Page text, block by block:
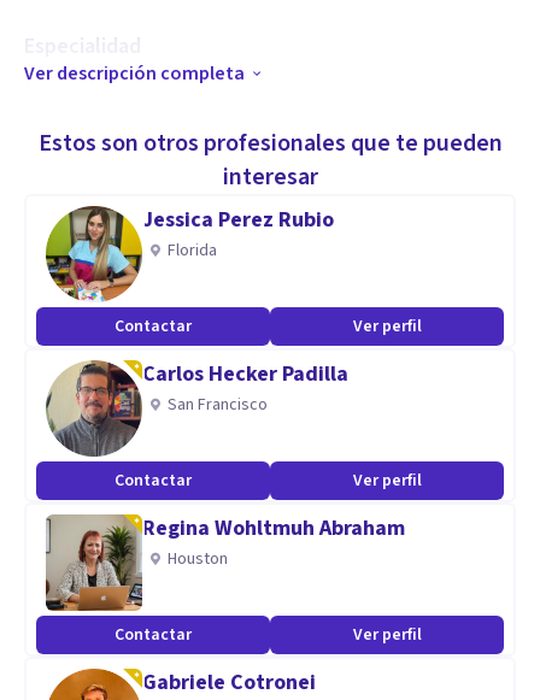
Especialidad
Mis servicios:
Emocional, el autoconocimiento y el crecimiento personal.
creencias limitantes.
-Programa PNL4Kids: Dirigido a niños de 6 a 12 años,
enfocándonos en temas clave como: Autoestima,
Creatividad, valores, liderazgo, emociones, proyecto de
vida, de manera grupal e individual.
-Talleres Grupales de Emociones: Dirigidos a grupos de
mujeres y grupos de hombres
-Actividades dirigidas a grupos/equipos de trabajo:
Liderazgo, trabajo en equipo, negociación, corporalidad,
emociones, motivación, entre otros.
Ver descripción completa
Estos son otros profesionales que te pueden
interesar
Jessica Perez Rubio
Florida
Contactar Ver perfil
Carlos Hecker Padilla
San Francisco
Contactar Ver perfil
Regina Wohltmuh Abraham
Houston
Contactar Ver perfil
Gabriele Cotronei